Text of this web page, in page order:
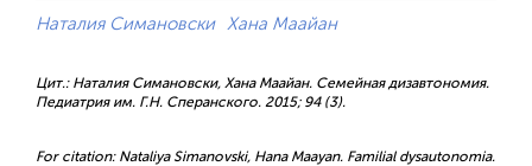
Наталия Симановски Хана Маайан
Цит.: Наталия Симановски, Хана Маайан. Семейная дизавтономия.
Педиатрия им. Г.Н. Сперанского. 2015; 94 (3).
For citation: Nataliya Simanovski, Hana Maayan. Familial dysautonomia.